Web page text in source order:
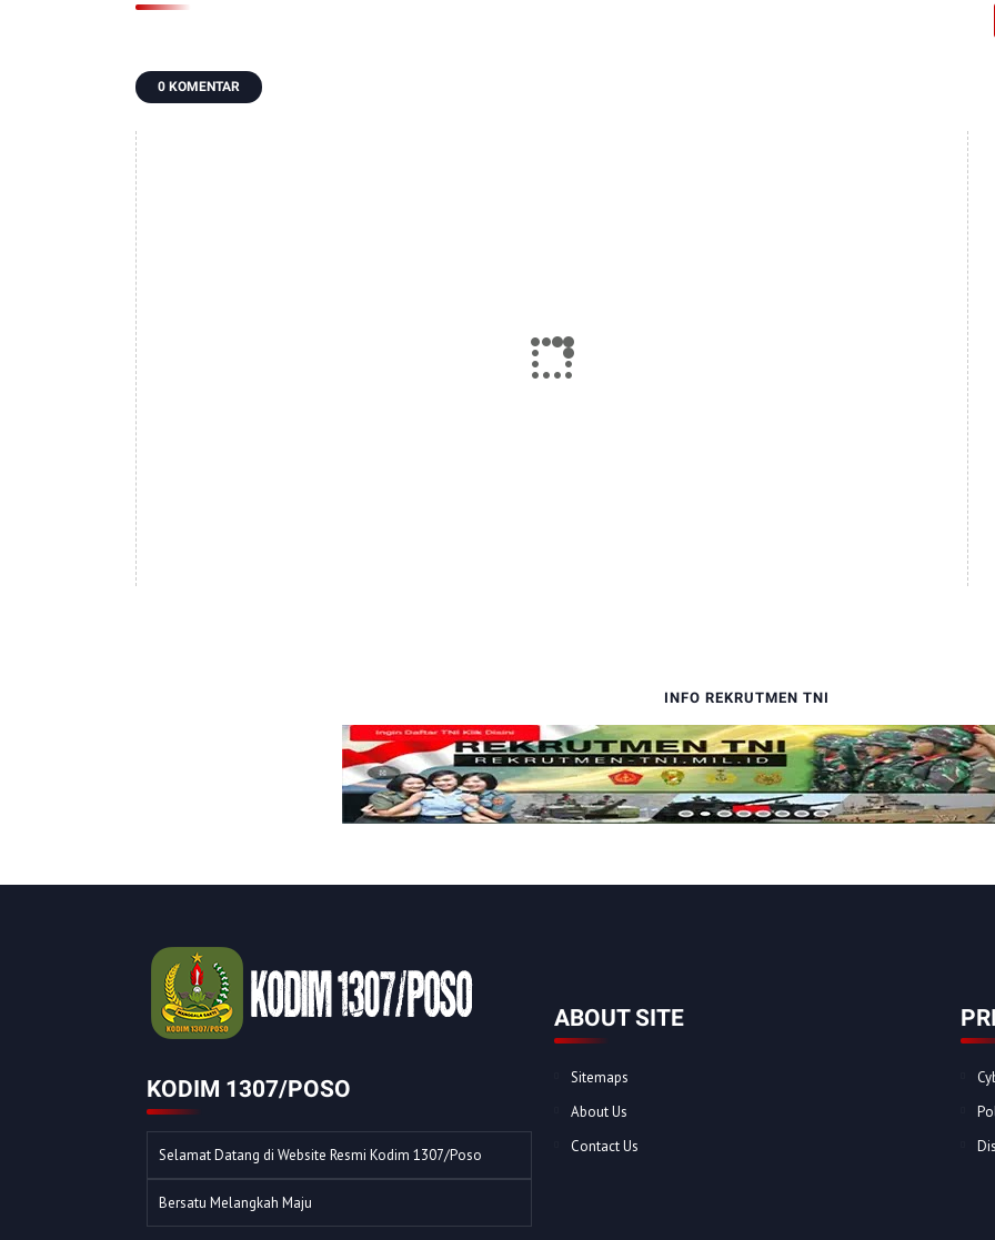
0 KOMENTAR
INFO REKRUTMEN TNI
KODIM 1307/POSO
Selamat Datang di Website Resmi Kodim 1307/Poso
Bersatu Melangkah Maju
ABOUT SITE
Sitemaps
About Us
Contact Us